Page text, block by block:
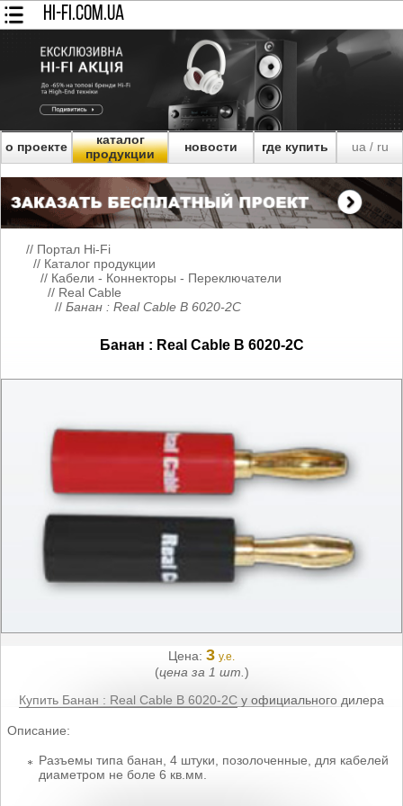
HI-FI.COM.UA
о проекте
каталог
продукции
новости где купить ua/ ru
// Портал Hi-Fi
// Каталог продукции
// Кабели - Коннекторы - Переключатели
// Real Cable
// Банан : Real Cable B 6020-2C
Банан : Real Cable B 6020-2C
Цена: 3 у.е.
(цена за 1 шт. )
Купить Банан : Real Cable B 6020-2C у официального дилера
Описание:
Разъемы типа банан, 4 штуки, позолоченные, для кабелей
диаметром не боле 6 кв.мм.